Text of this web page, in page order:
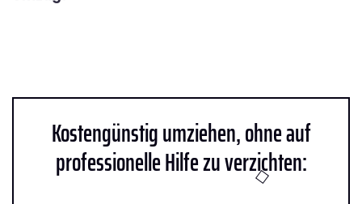
Kostengünstig umziehen, ohne auf
professionelle Hilfe zu verzichten: